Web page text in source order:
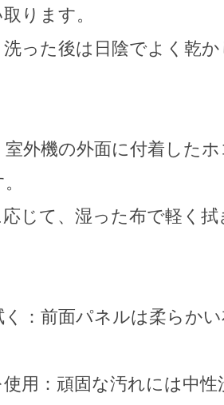
ります。
洗った後は日陰でよく乾
室外機の外面に付着した
じて、湿った布で軽く
：前面パネルは柔らか
用：頑固な汚れには中